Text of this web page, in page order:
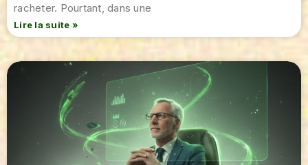
racheter. Pourtant, dans une
Lire la suite »